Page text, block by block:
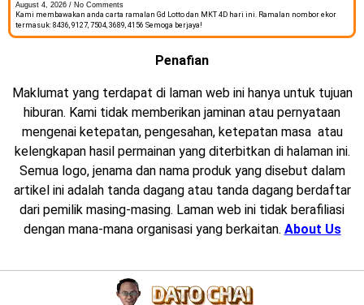
August 4, 2026
No Comments
Kami membawakan anda carta ramalan Gd Lotto dan MKT 4D hari ini. Ramalan nombor ekor
termasuk: 8436, 9127, 7504, 3689, 4156 Semoga berjaya!
Penafian
Maklumat yang terdapat di laman web ini hanya untuk tujuan
hiburan. Kami tidak memberikan jaminan atau pernyataan
mengenai ketepatan, pengesahan, ketepatan masa atau
kelengkapan hasil permainan yang diterbitkan di halaman ini.
Semua logo, jenama dan nama produk yang disebut dalam
artikel ini adalah tanda dagang atau tanda dagang berdaftar
dari pemilik masing-masing. Laman web ini tidak berafiliasi
dengan mana-mana organisasi yang berkaitan. About Us